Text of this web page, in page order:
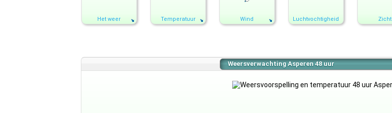
Het weer Temperatuur Wind Luchtvochtigheid Zicht
Weersverwachting Asperen 48 uur